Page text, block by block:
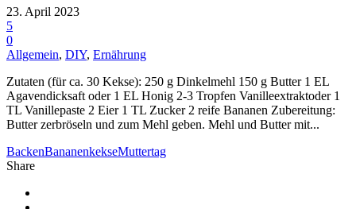
23. April 2023
5
0
Allgemein, DIY, Ernährung
Zutaten (für ca. 30 Kekse): 250 g Dinkelmehl 150 g Butter 1 EL
Agavendicksaft oder 1 EL Honig 2-3 Tropfen Vanilleextraktoder 1
TL Vanillepaste 2 Eier 1 TL Zucker 2 reife Bananen Zubereitung:
Butter zerbröseln und zum Mehl geben. Mehl und Butter mit...
BackenBananenkekseMuttertag
Share